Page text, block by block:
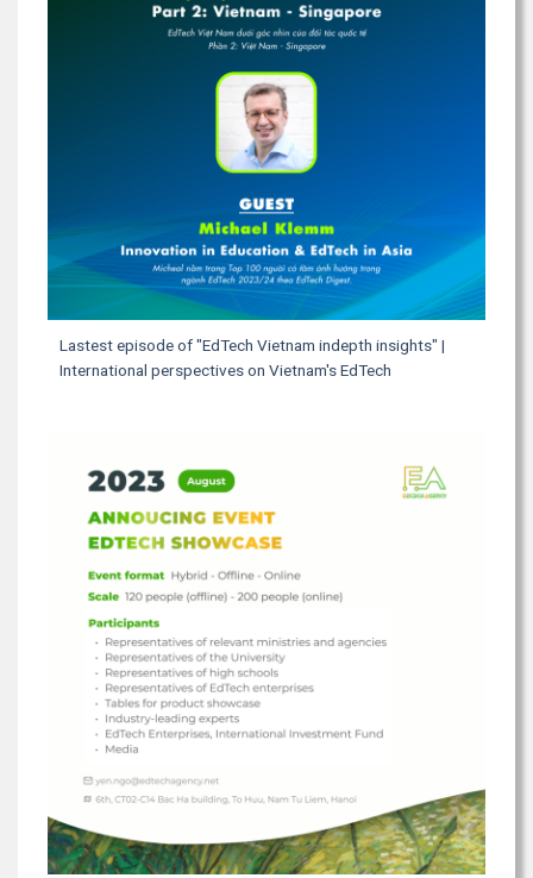
Lastest episode of "EdTech Vietnam indepth insights" |
International perspectives on Vietnam's EdTech